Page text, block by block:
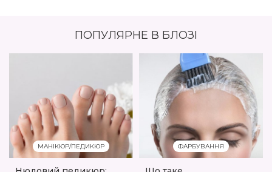
ПОПУЛЯРНЕ В БЛОЗІ
МАНІКЮР/ПЕДИКЮР ФАРБУВАННЯ